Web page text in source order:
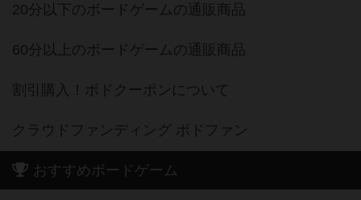
20分以下のボードゲームの通販商品
60分以上のボードゲームの通販商品
割引購入！ボドクーポンについて
クラウドファンディング ボドファン
おすすめボードゲーム